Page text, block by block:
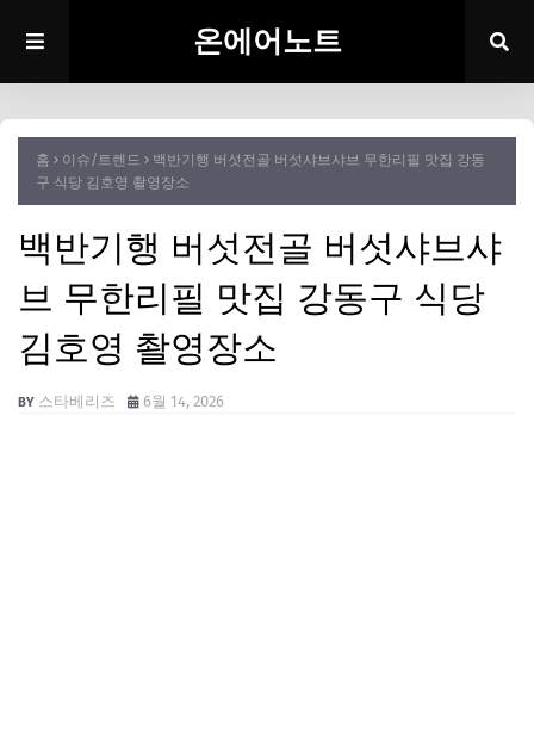
온에어노트
홈 이슈/트렌드
백반기행 버섯전골 버섯샤브샤브 무한리필 맛집 강동
구 식당 김호영 촬영장소
백반기행 버섯전골 버섯샤브샤
브 무한리필 맛집 강동구 식당
김호영 촬영장소
스타베리즈 6월 14, 2026